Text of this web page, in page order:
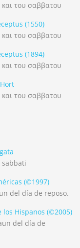
και του σαββατου
(1550)
και του σαββατου
(1894)
και του σαββατου
και του σαββατου
(©1997)
del día de reposo.
los Hispanos (©2005)
del día de